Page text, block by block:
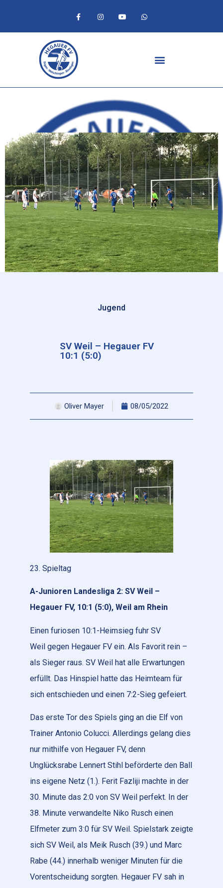
Jugend
SV Weil – Hegauer FV
10:1 (5:0)
Oliver Mayer 08/05/2022
23. Spieltag
A-Junioren Landesliga 2: SV Weil –
Hegauer FV, 10:1 (5:0), Weil am Rhein
Einen furiosen 10:1-Heimsieg fuhr SV
Weil gegen Hegauer FV ein. Als Favorit rein –
als Sieger raus. SV Weil hat alle Erwartungen
erfüllt. Das Hinspiel hatte das Heimteam für
sich entschieden und einen 7:2-Sieg gefeiert.
Das erste Tor des Spiels ging an die Elf von
Trainer Antonio Colucci. Allerdings gelang dies
nur mithilfe von Hegauer FV, denn
Unglücksrabe Lennert Stihl beförderte den Ball
ins eigene Netz (1.). Ferit Fazliji machte in der
30. Minute das 2:0 von SV Weil perfekt. In der
38. Minute verwandelte Niko Rusch einen
Elfmeter zum 3:0 für SV Weil. Spielstark zeigte
sich SV Weil, als Meik Rusch (39.) und Marc
Rabe (44.) innerhalb weniger Minuten für die
Vorentscheidung sorgten. Hegauer FV sah in